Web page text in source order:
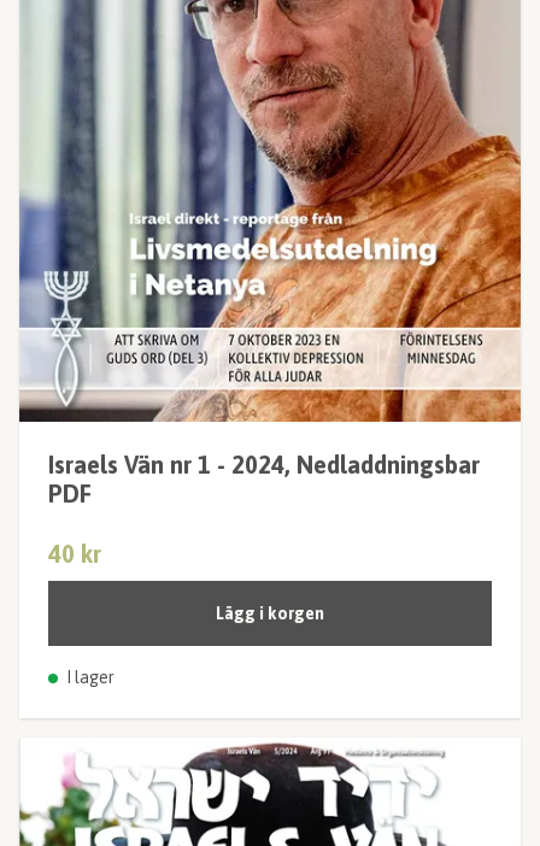
Israels Vän nr 1 - 2024, Nedladdningsbar
PDF
40 kr
Lägg i korgen
I lager